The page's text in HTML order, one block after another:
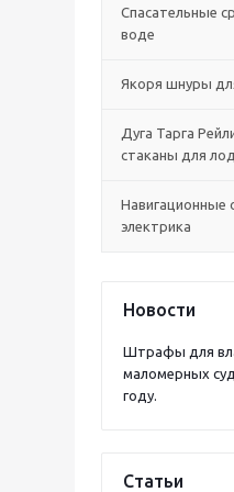
Спасательные
воде
Якоря шнуры
Дуга Тарга
стаканы для
Навигационные
электрика
Новости
Штрафы для
маломерных
году.
Статьи